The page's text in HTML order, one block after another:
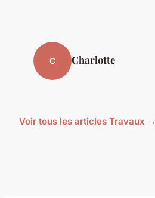
C Charlotte
Voir tous les articles Travaux →